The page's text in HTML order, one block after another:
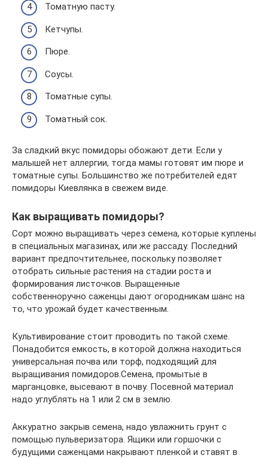
Томатную пасту.
Кетчупы.
Пюре.
Соусы.
Томатные супы.
Томатный сок.
За сладкий вкус помидоры обожают дети. Если у
малышей нет аллергии, тогда мамы готовят им пюре и
томатные супы. Большинство же потребителей едят
помидоры Киевлянка в свежем виде.
Как выращивать помидоры?
Сорт можно выращивать через семена, которые куплены
в специальных магазинах, или же рассаду. Последний
вариант предпочтительнее, поскольку позволяет
отобрать сильные растения на стадии роста и
формирования листочков. Выращенные
собственноручно саженцы дают огородникам шанс на
то, что урожай будет качественным.
Культивирование стоит проводить по такой схеме.
Понадобится емкость, в которой должна находиться
универсальная почва или торф, подходящий для
выращивания помидоров.Семена, промытые в
марганцовке, высевают в почву. Посевной материал
надо углублять на 1 или 2 см в землю.
Аккуратно закрыв семена, надо увлажнить грунт с
помощью пульверизатора. Ящики или горшочки с
будущими саженцами накрывают пленкой и ставят в